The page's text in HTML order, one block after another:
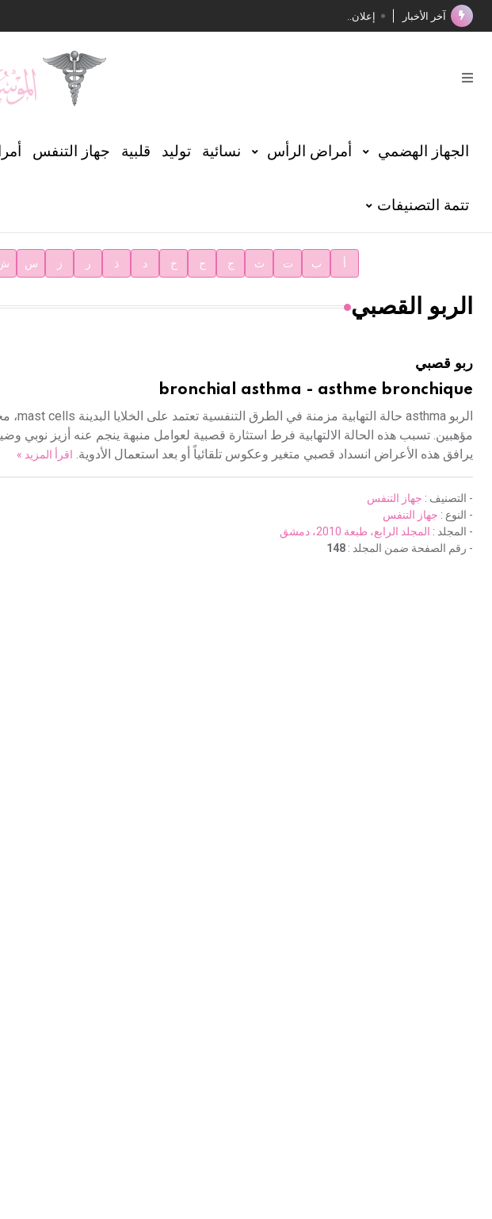
آخر الأخبار إعلان..
توصيات مجلس الإدارة
الأستاذ إياد خالد الطباع مدير عام لهيئة الموسوعة العربية
الجهاز الهضمي أمراض الرأس نسائية توليد قلبية جهاز التنفس
تتمة التصنيفات
ب ت ث ج ح خ د ذ ر ز س
الربو القصبي
ربو قصبي
bronchial asthma - asthme bronchique
مؤهبين. تسبب هذه الحالة الالتهابية فرط استثارة قصبية لعوامل منبهة ينجم عنه أزيز نوبي
يرافق هذه الأعراض انسداد قصبي متغير وعكوس تلقائياً أو بعد استعمال الأدوية. اقرأ المزيد »
- التصنيف : جهاز التنفس
- النوع : جهاز التنفس
- المجلد : المجلد الرابع، طبعة 2010، دمشق
- رقم الصفحة ضمن المجلد : 148